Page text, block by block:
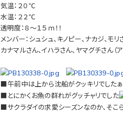
気温：２０℃
水温：２２℃
透明度：８～１５ｍ！！
メンバー：シュシュ、キノピー、ナカジ、モ
カナマルさん、イハラさん、ヤマグチさん（
■午前中は上から沈船がクッキリでした
■とにかくお魚の群れがグッチャリでした
■サクラダイの求愛シーズンなのか、そこ